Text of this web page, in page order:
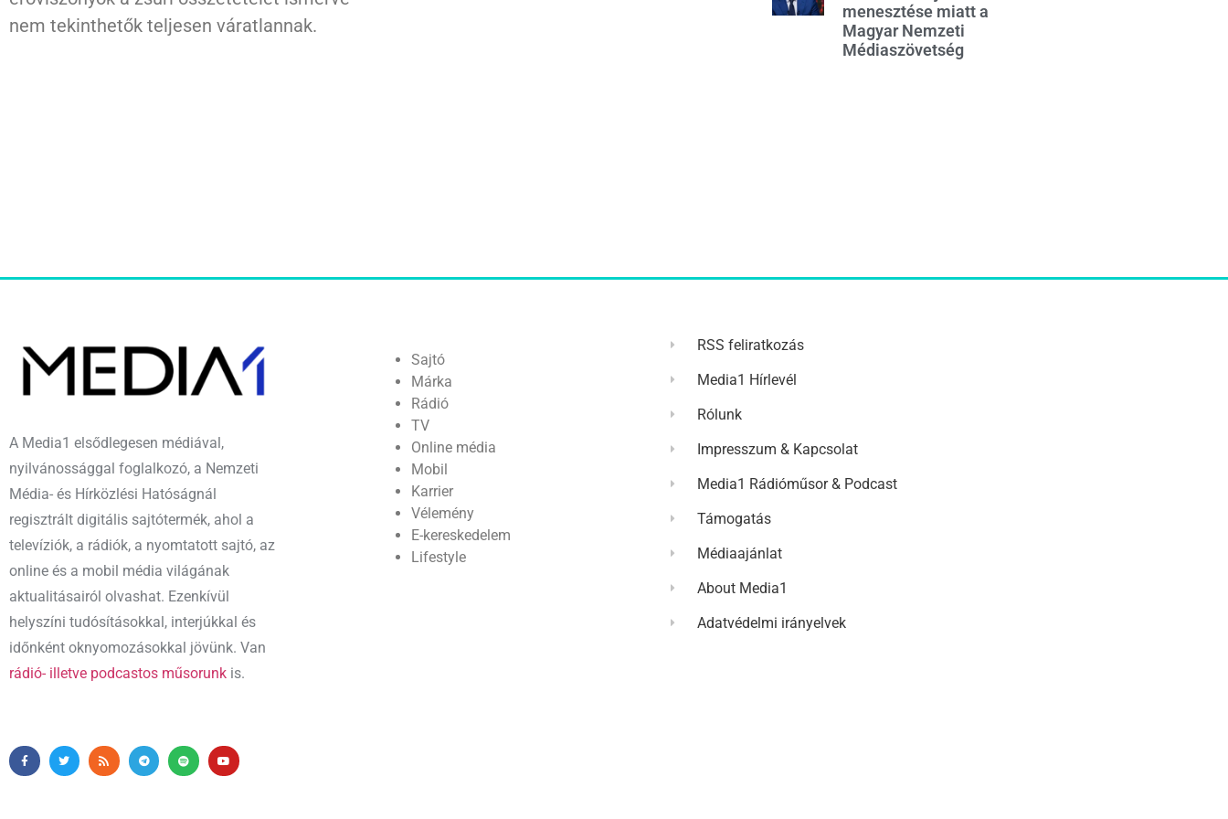
nem tekinthetők teljesen váratlannak.
menesztése miatt a
Magyar Nemzeti
Médiaszövetség
A Media1 elsődlegesen médiával,
nyilvánossággal foglalkozó, a Nemzeti
Média- és Hírközlési Hatóságnál
regisztrált digitális sajtótermék, ahol a
televíziók, a rádiók, a nyomtatott sajtó, az
online és a mobil média világának
aktualitásairól olvashat. Ezenkívül
helyszíni tudósításokkal, interjúkkal és
időnként oknyomozásokkal jövünk. Van
rádió- illetve podcastos műsorunk is.
Sajtó
Márka
Rádió
TV
Online média
Mobil
Karrier
Vélemény
E-kereskedelem
Lifestyle
RSS feliratkozás
Media1 Hírlevél
Rólunk
Impresszum & Kapcsolat
Media1 Rádióműsor & Podcast
Támogatás
Médiaajánlat
About Media1
Adatvédelmi irányelvek